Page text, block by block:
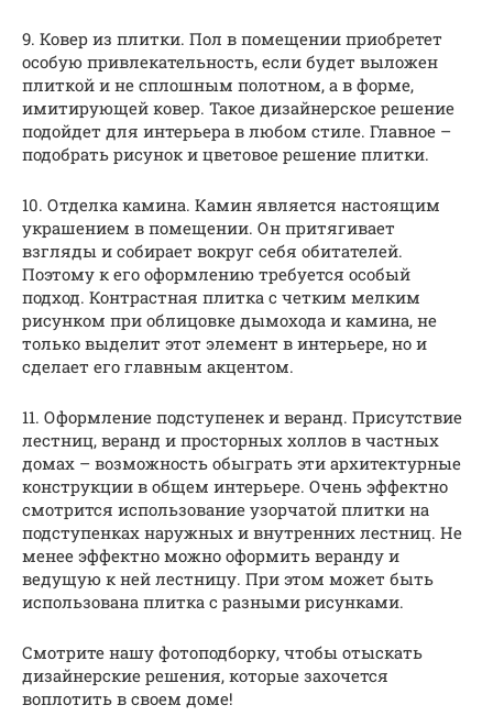
9. Ковер из плитки. Пол в помещении приобретет
особую привлекательность, если будет выложен
плиткой и не сплошным полотном, а в форме,
имитирующей ковер. Такое дизайнерское решение
подойдет для интерьера в любом стиле. Главное –
подобрать рисунок и цветовое решение плитки.
10. Отделка камина. Камин является настоящим
украшением в помещении. Он притягивает
взгляды и собирает вокруг себя обитателей.
Поэтому к его оформлению требуется особый
подход. Контрастная плитка с четким мелким
рисунком при облицовке дымохода и камина, не
только выделит этот элемент в интерьере, но и
сделает его главным акцентом.
11. Оформление подступенек и веранд. Присутствие
лестниц, веранд и просторных холлов в частных
домах – возможность обыграть эти архитектурные
конструкции в общем интерьере. Очень эффектно
смотрится использование узорчатой плитки на
подступенках наружных и внутренних лестниц. Не
менее эффектно можно оформить веранду и
ведущую к ней лестницу. При этом может быть
использована плитка с разными рисунками.
Смотрите нашу фотоподборку, чтобы отыскать
дизайнерские решения, которые захочется
воплотить в своем доме!